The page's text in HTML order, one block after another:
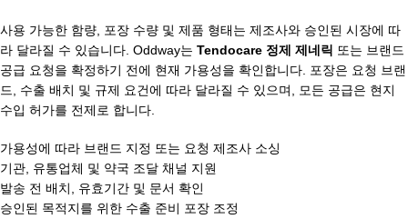
사용 가능한 함량, 포장 수량 및 제품 형태는 제조사와 승인된 시장에 따
라 달라질 수 있습니다. Oddway는 Tendocare 정제 제네릭 또는 브랜드
공급 요청을 확정하기 전에 현재 가용성을 확인합니다. 포장은 요청 브랜
드, 수출 배치 및 규제 요건에 따라 달라질 수 있으며, 모든 공급은 현지
수입 허가를 전제로 합니다.
가용성에 따라 브랜드 지정 또는 요청 제조사 소싱
기관, 유통업체 및 약국 조달 채널 지원
발송 전 배치, 유효기간 및 문서 확인
승인된 목적지를 위한 수출 준비 포장 조정